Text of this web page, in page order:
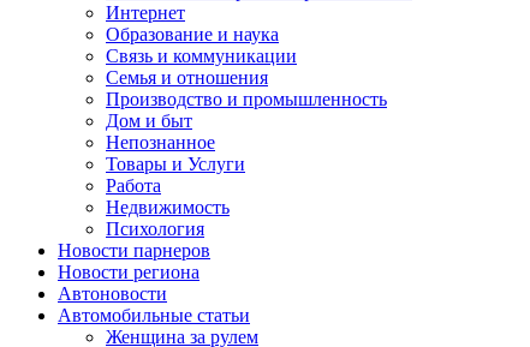
Интернет
Образование и наука
Связь и коммуникации
Семья и отношения
Производство и промышленность
Дом и быт
Непознанное
Товары и Услуги
Работа
Недвижимость
Психология
Новости парнеров
Новости региона
Автоновости
Автомобильные статьи
Женщина за рулем